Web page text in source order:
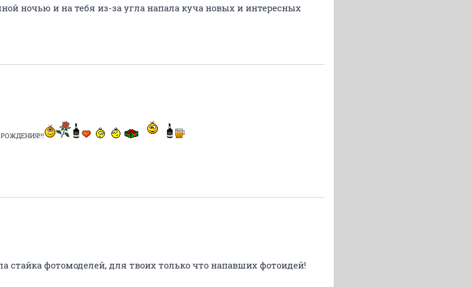
ночью и на тебя из-за угла напала куча новых и интересных
РОЖДЕНИЯ!!!
стайка фотомоделей, для твоих только что напавших фотоидей!